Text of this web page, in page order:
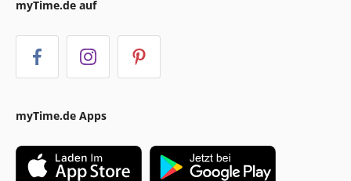
myTime.de auf
myTime.de Apps